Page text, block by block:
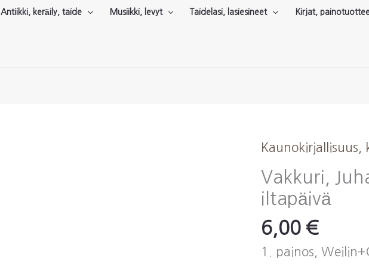
Antiikki, keräily, taide Musiikki, levyt Taidelasi, lasiesineet Kirjat,
Kaunokirjallisuus,
Vakkuri,
iltapäivä
6,00 €
1. painos,